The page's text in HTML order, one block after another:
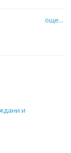
още...
и